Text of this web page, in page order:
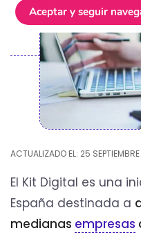
ACTUALIZADO EL: 25
El Kit Digital es una
España destinada a
medianas empresas
Aceptar y seguir